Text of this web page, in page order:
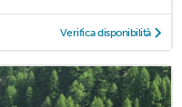
Verifica disponibilità